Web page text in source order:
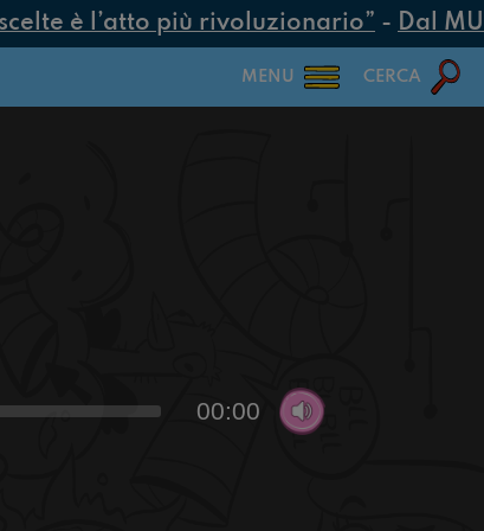
è l’atto più rivoluzionario”- Dal
MENU CERCA
00:00